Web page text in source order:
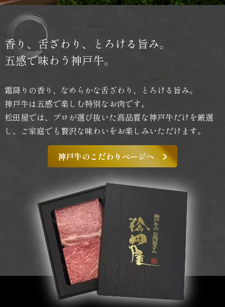
香り、舌ざわり、
とろける旨み。
五感で味わう神戸牛。
霜降りの香り、なめらかな舌ざわり、とろける旨み。
神戸牛は五感で楽しむ特別なお肉です。
松田屋では、プロが選び抜いた高品質な神戸牛だけを厳選
し、 ご家庭でも贅沢な味わいをお楽しみいただけます。
神戸牛のこだわりページへ